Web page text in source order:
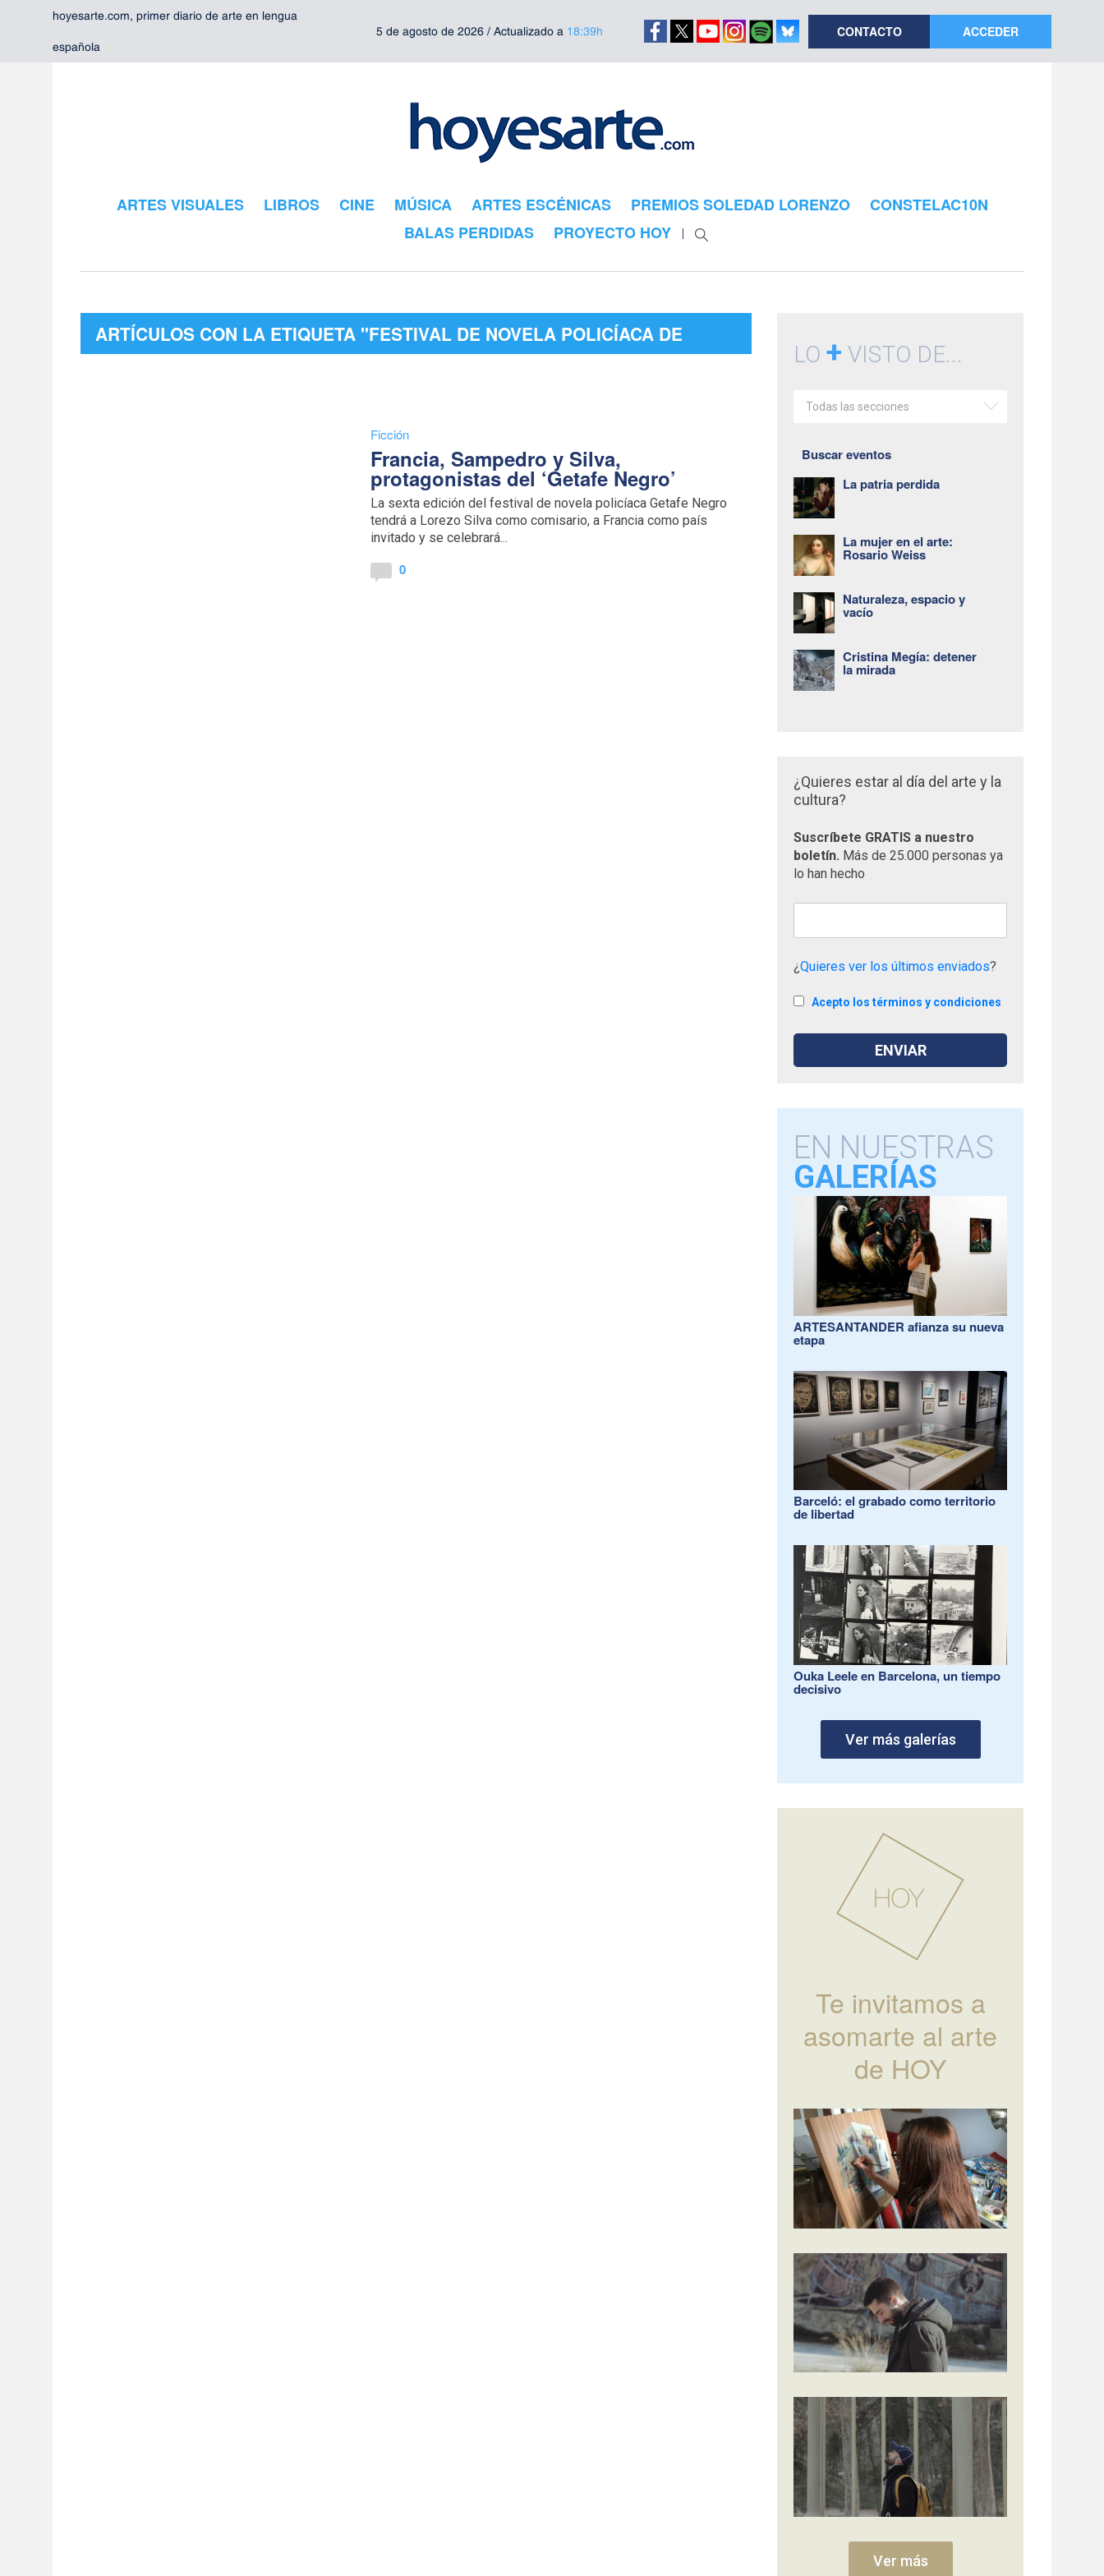
hoyesarte.com, primer diario de arte en lengua
española
5 de agosto de 2026 / Actualizado a 18:39h CONTACTO ACCEDER
ARTES VISUALES LIBROS CINE MÚSICA ARTES ESCÉNICAS PREMIOS SOLEDAD LORENZO
CONSTELAC10N
BALAS PERDIDAS
PROYECTO HOY
ARTÍCULOS CON LA ETIQUETA "FESTIVAL DE NOVELA POLICÍACA DE
Ficción
Francia, Sampedro y Silva,
protagonistas del ‘Getafe Negro’
La sexta edición del festival de novela policíaca Getafe Negro
tendrá a Lorezo Silva como comisario, a Francia como país
invitado y se celebrará...
0
LO+ VISTO DE...
Todas las secciones
Buscar eventos
La patria perdida
La mujer en el arte:
Rosario Weiss
Naturaleza, espacio y
vacío
Cristina Megía: detener
la mirada
¿Quieres estar al día del arte y la
cultura?
Suscríbete GRATIS a nuestro
boletín. Más de 25.000 personas ya
lo han hecho
¿Quieres ver los últimos enviados?
Acepto los términos y condiciones
EN NUESTRAS
GALERÍAS
ARTESANTANDER afianza su nueva
etapa
Barceló: el grabado como territorio
de libertad
Ouka Leele en Barcelona, un tiempo
decisivo
Ver más galerías
Te invitamos a
asomarte al arte
de HOY
Ver más